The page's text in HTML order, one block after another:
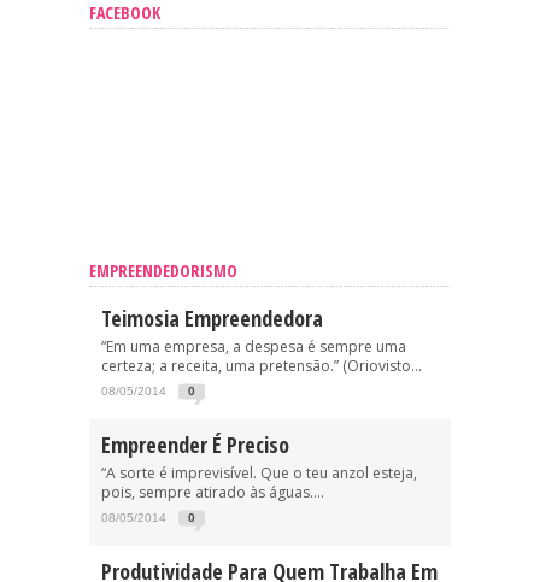
FACEBOOK
EMPREENDEDORISMO
Teimosia Empreendedora
“Em uma empresa, a despesa é sempre uma
certeza; a receita, uma pretensão.” (Oriovisto...
08/05/2014 0
Empreender É Preciso
“A sorte é imprevisível. Que o teu anzol esteja,
pois, sempre atirado às águas....
08/05/2014 0
Produtividade Para Quem Trabalha Em